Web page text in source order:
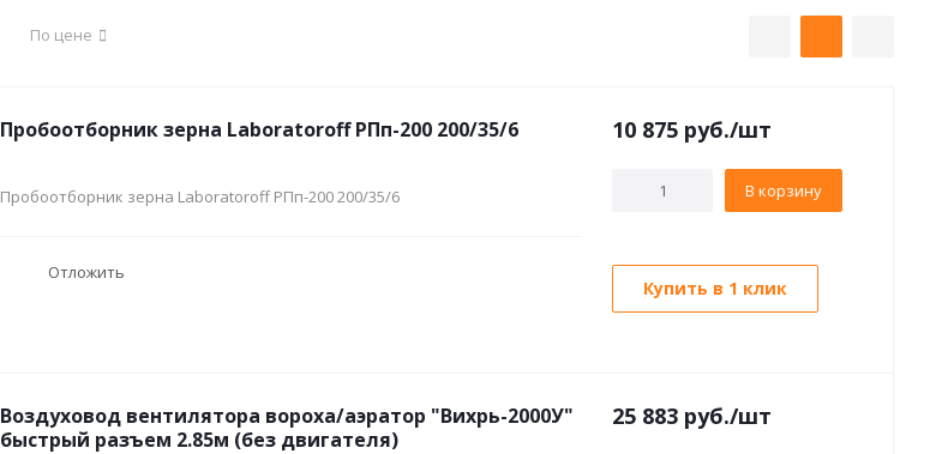
По цене
Пробоотборник зерна Laboratoroff РПп-200 200/35/6
Пробоотборник зерна Laboratoroff РПп-200 200/35/6
Отложить
10 875 руб./шт
В корзину
Купить в 1 клик
Воздуховод вентилятора вороха/аэратор "Вихрь-2000У"
быстрый разъем 2.85м (без двигателя)
25 883 руб./шт